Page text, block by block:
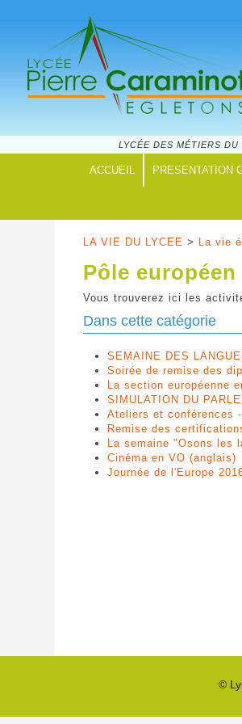
LYCÉE DES MÉTIERS
ACCUEIL PRESENTATION
LA VIE DU LYCEE > La vie
Pôle européen
Vous trouverez ici les
Dans cette catégorie
SEMAINE DES
Soirée de remise des
La section européenne
SIMULATION DU
Ateliers et conférences
Remise des
La semaine "Osons les
Cinéma en VO (anglais)
Journée de l'Europe
©